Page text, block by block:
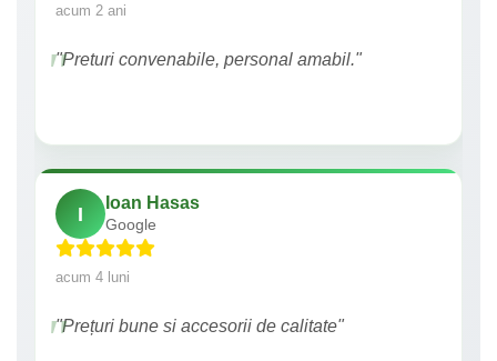
acum 2 ani
"Preturi convenabile, personal amabil."
I
Ioan Hasas
Google
acum 4 luni
"Prețuri bune si accesorii de calitate"